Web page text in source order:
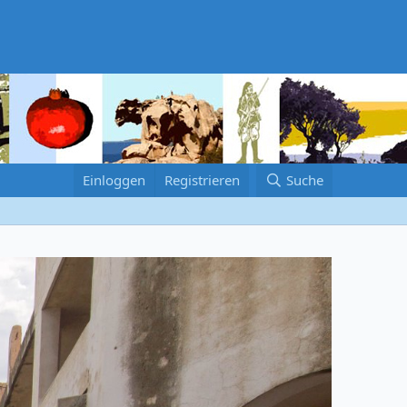
Einloggen Registrieren Suche